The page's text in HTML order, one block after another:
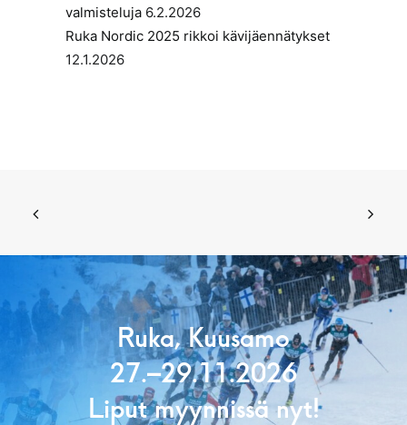
valmisteluja 6.2.2026
Ruka Nordic 2025 rikkoi kävijäennätykset
12.1.2026
Ruka, Kuusamo
27.–29.11.2026
Liput myynnissä nyt!